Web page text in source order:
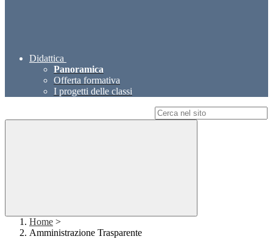
Didattica
Panoramica
Offerta formativa
I progetti delle classi
Home >
Amministrazione Trasparente